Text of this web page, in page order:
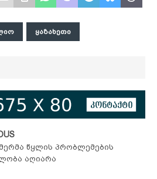
ᲧᲐᲖᲐᲮᲔᲗᲘ
წყლის პრობლემების
აღიარა